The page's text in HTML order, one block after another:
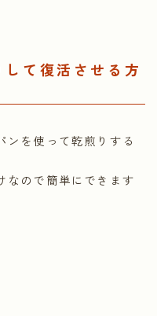
して復活させる方
ンを使って乾煎りする
なので簡単にできます